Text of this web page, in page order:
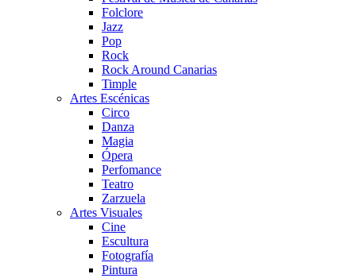
Folclore
Jazz
Pop
Rock
Rock Around Canarias
Timple
Artes Escénicas
Circo
Danza
Magia
Ópera
Perfomance
Teatro
Zarzuela
Artes Visuales
Cine
Escultura
Fotografía
Pintura